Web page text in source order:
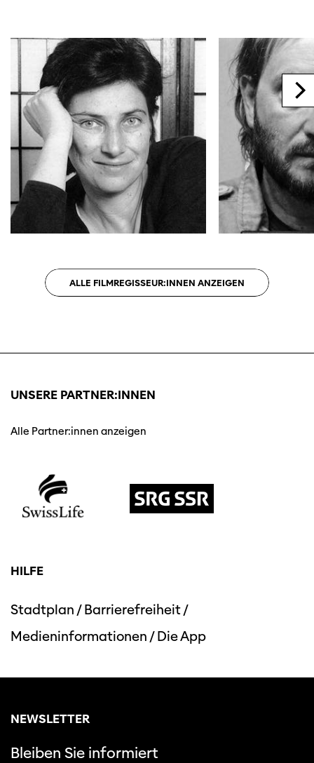
ALLE FILMREGISSEUR:INNEN ANZEIGEN
UNSERE PARTNER:INNEN
Alle Partner:innen anzeigen
HILFE
Stadtplan /Barrierefreiheit/
Medieninformationen /Die App
NEWSLETTER
Bleiben Sie informiert